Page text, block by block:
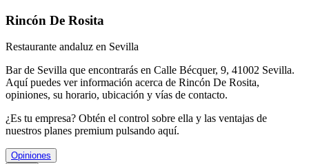
Rincón De Rosita
Restaurante andaluz en Sevilla
Bar de Sevilla que encontrarás en Calle Bécquer, 9, 41002 Sevilla.
Aquí puedes ver información acerca de Rincón De Rosita,
opiniones, su horario, ubicación y vías de contacto.
¿Es tu empresa? Obtén el control sobre ella y las ventajas de
nuestros planes premium pulsando aquí.
Opiniones